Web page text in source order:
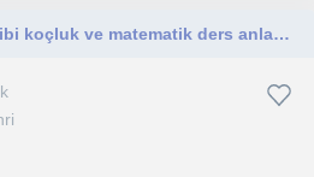
İlkokul ortaokul ödev takibi koçluk ve matematik ders anlatımları soru çözümü için buradayım